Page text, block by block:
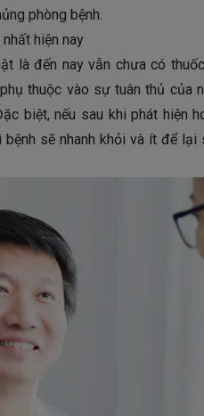
phòng bệnh.
hiện nay
là đến nay vẫn chưa có
thuộc vào sự tuân thủ
biệt, nếu sau khi phát hiện
sẽ nhanh khỏi và ít để